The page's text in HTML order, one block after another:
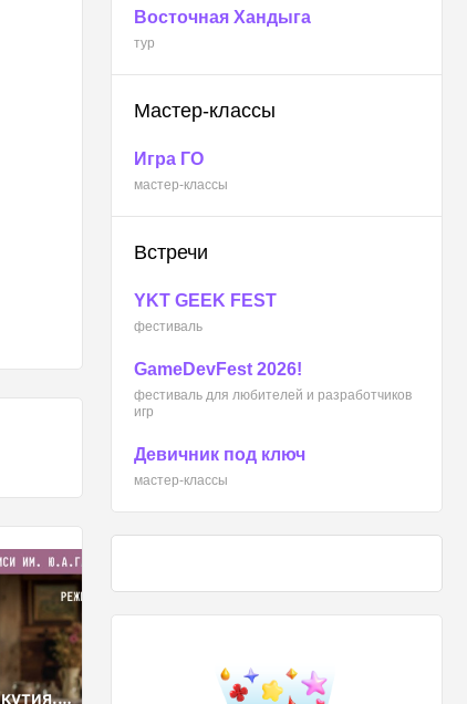
ВСТРЕЧИ
GameDevFest 2026!
Восточная Хандыга
тур
Мастер-классы
Игра ГО
мастер-классы
Встречи
YKT GEEK FEST
фестиваль
GameDevFest 2026!
фестиваль для любителей и разработчиков
игр
Девичник под ключ
мастер-классы